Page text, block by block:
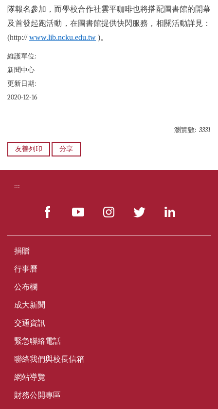
隊報名參加，而學校合作社雲平咖啡也將搭配圖書館的開幕
及首發起跑活動，在圖書館提供快閃服務，相關活動詳見：
(http://www.lib.ncku.edu.tw )。
維護單位:
新聞中心
更新日期:
2020-12-16
瀏覽數: 3331
友善列印 分享
:::
捐贈
行事曆
公布欄
成大新聞
交通資訊
緊急聯絡電話
聯絡我們與校長信箱
網站導覽
財務公開專區